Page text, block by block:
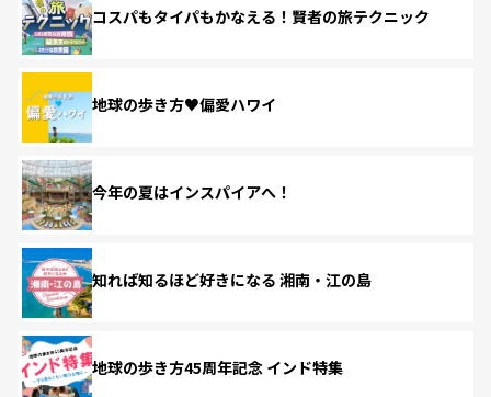
コスパもタイパもかなえる！賢者の旅テクニック
地球の歩き方♥偏愛ハワイ
今年の夏はインスパイアへ！
知れば知るほど好きになる 湘南・江の島
地球の歩き方45周年記念 インド特集